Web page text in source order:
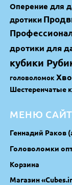
Оперение для
дротики
дротики для
кубики
головоломок
Шестеренчатые
МЕНЮ
Геннадий Раков
Головоломки
Корзина
Магазин